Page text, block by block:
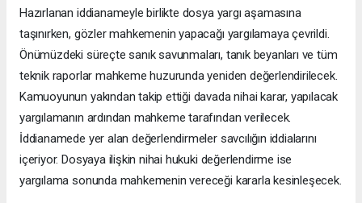
Hazırlanan iddianameyle birlikte dosya yargı aşamasına
taşınırken, gözler mahkemenin yapacağı yargılamaya çevrildi.
Önümüzdeki süreçte sanık savunmaları, tanık beyanları ve tüm
teknik raporlar mahkeme huzurunda yeniden değerlendirilecek.
Kamuoyunun yakından takip ettiği davada nihai karar, yapılacak
yargılamanın ardından mahkeme tarafından verilecek.
İddianamede yer alan değerlendirmeler savcılığın iddialarını
içeriyor. Dosyaya ilişkin nihai hukuki değerlendirme ise
yargılama sonunda mahkemenin vereceği kararla kesinleşecek.